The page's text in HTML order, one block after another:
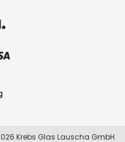
Krebs Glas Lauscha GmbH